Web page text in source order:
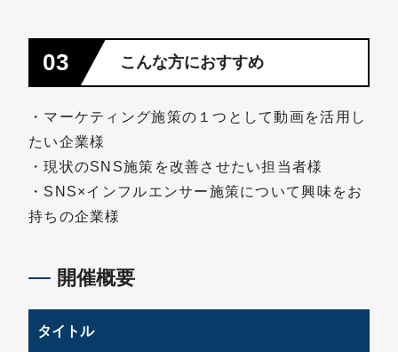
03 こんな方におすすめ
・マーケティング施策の１つとして動画を活用し
たい企業様
・現状のSNS施策を改善させたい担当者様
・SNS×インフルエンサー施策について興味をお
持ちの企業様
開催概要
タイトル